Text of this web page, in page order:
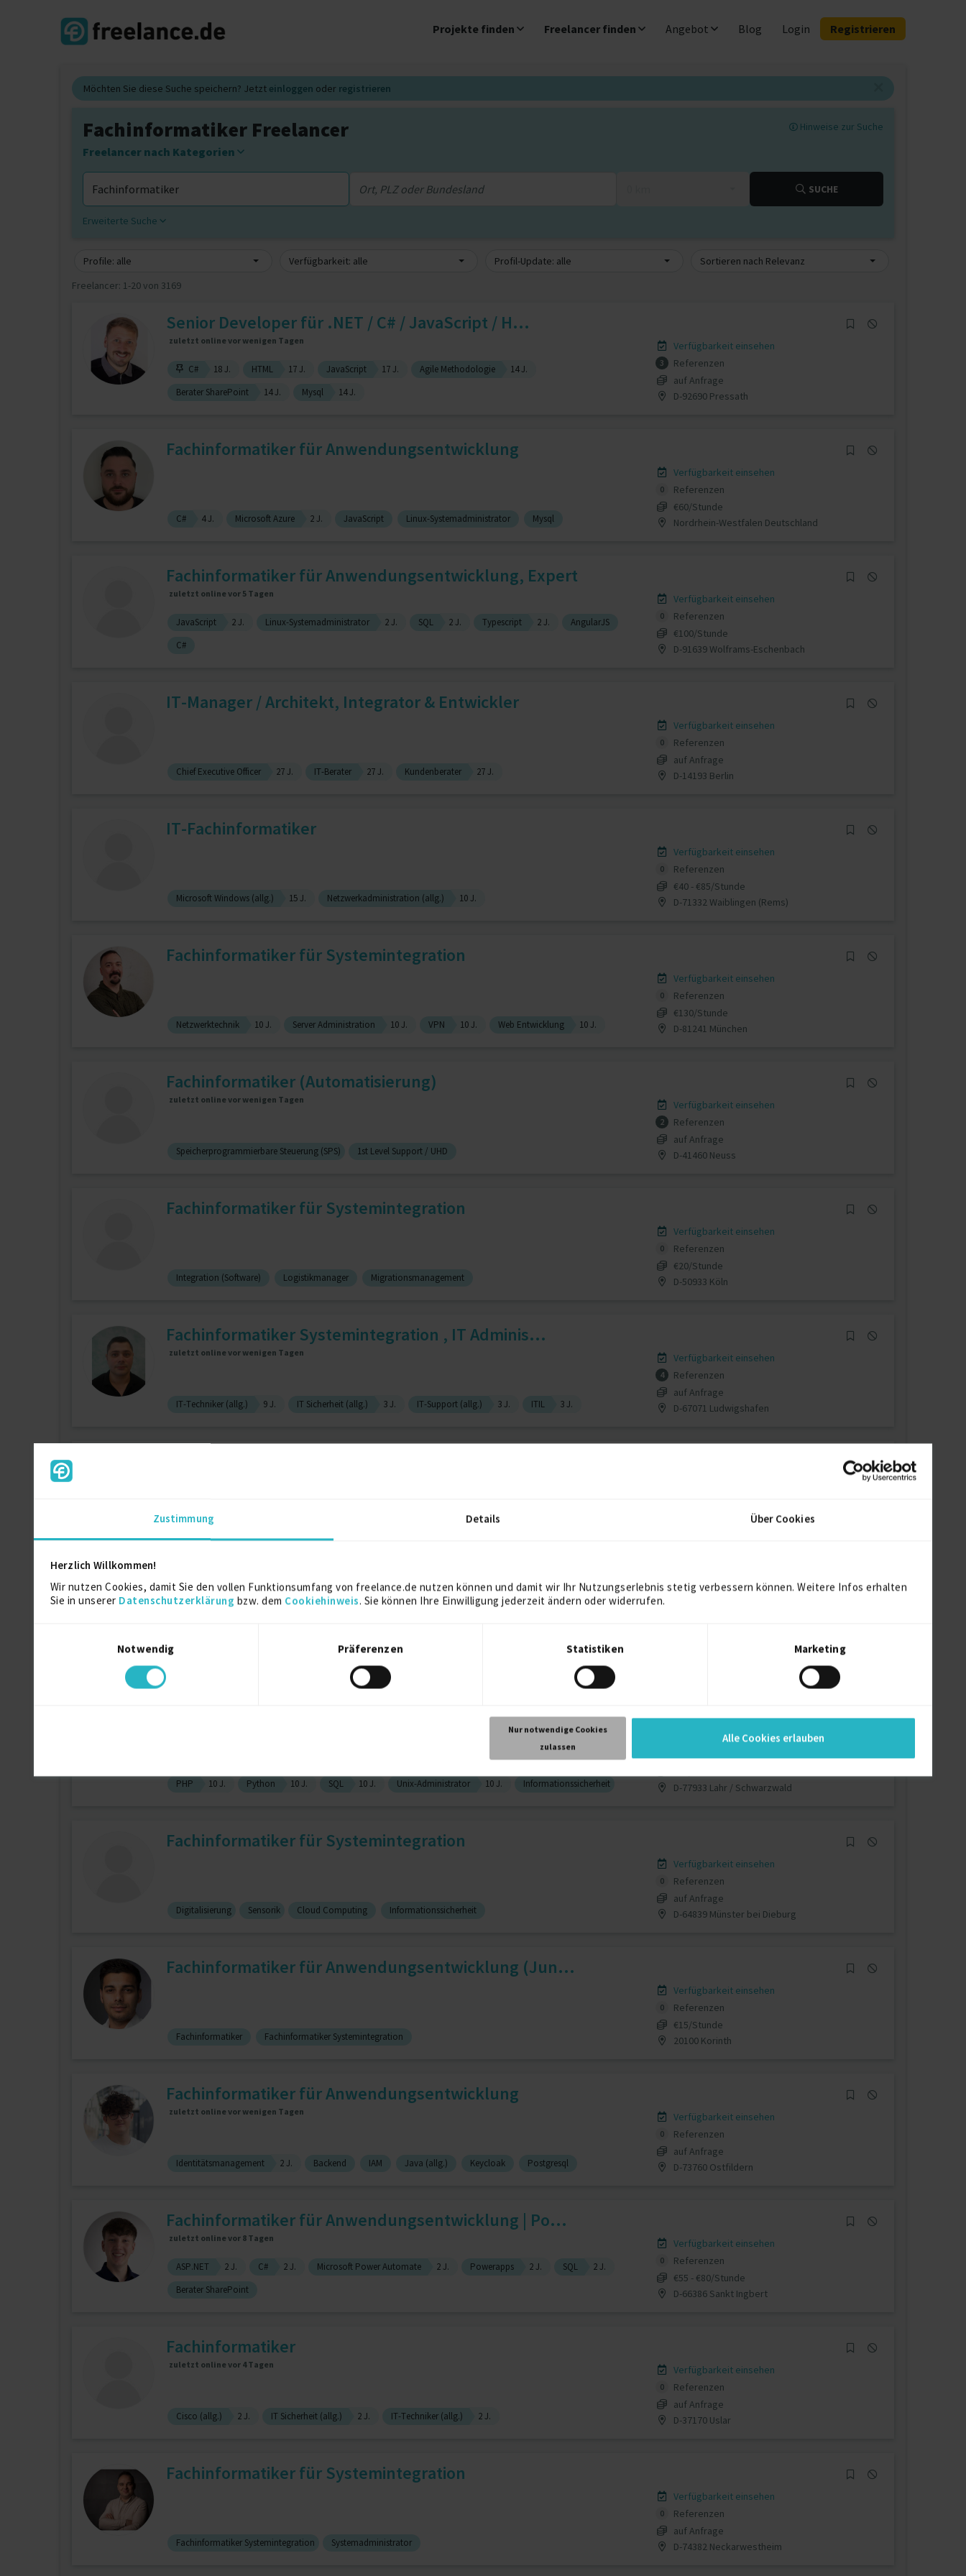
Zustimmung Details Über Cookies
Herzlich Willkommen!
Wir nutzen Cookies, damit Sie den vollen Funktionsumfang von freelance.de nutzen können und damit wir Ihr Nutzungserlebnis stetig verbessern können. Weitere Infos erhalten
Sie in unserer Datenschutzerklärung bzw. dem Cookiehinweis. Sie können Ihre Einwilligung jederzeit ändern oder widerrufen.
Notwendig
Präferenzen Statistiken Marketing
Nur notwendige Cookies
zulassen
Alle Cookies erlauben
Projekte finden Freelancer finden Angebot Blog Login Registrieren
Möchten Sie diese Suche speichern? Jetzt einloggen oder registrieren
Hinweise zur Suche
Fachinformatiker Freelancer
Freelancer nach Kategorien
SUCHE
Erweiterte Suche
Profile: alle Verfügbarkeit: alle Profil-Update: alle
Sortieren nach Relevanz
Freelancer: 1-20 von 3169
Senior Developer für .NET / C# / JavaScript / H...
zuletzt online vor wenigen Tagen
C# 18 J. HTML 17 J. JavaScript 17 J. Agile Methodologie
14 J.
Berater SharePoint
14 J. Mysql 14 J.
Verfügbarkeit einsehen
3
Referenzen
auf Anfrage
D-92690 Pressath
Fachinformatiker für Anwendungsentwicklung
C# 4 J. Microsoft Azure 2 J. JavaScript Linux-Systemadministrator Mysql
Verfügbarkeit einsehen
0
Referenzen
€60/Stunde
Nordrhein-Westfalen Deutschland
Fachinformatiker für Anwendungsentwicklung, Expert
zuletzt online vor 5 Tagen
JavaScript 2 J. Linux-Systemadministrator 2 J. SQL 2 J. Typescript 2 J.
AngularJS
C#
Verfügbarkeit einsehen
0
Referenzen
€100/Stunde
D-91639 Wolframs-Eschenbach
IT-Manager / Architekt, Integrator & Entwickler
Chief Executive Officer 27 J. IT-Berater 27 J. Kundenberater 27 J.
Verfügbarkeit einsehen
0
Referenzen
auf Anfrage
D-14193 Berlin
IT-Fachinformatiker
Microsoft Windows (allg.) 15 J. Netzwerkadministration (allg.) 10 J.
Verfügbarkeit einsehen
0
Referenzen
€40 - €85/Stunde
D-71332 Waiblingen (Rems)
Fachinformatiker für Systemintegration
Netzwerktechnik 10 J. Server Administration 10 J. VPN 10 J. Web Entwicklung 10 J.
Verfügbarkeit einsehen
0
Referenzen
€130/Stunde
D-81241 München
Fachinformatiker (Automatisierung)
zuletzt online vor wenigen Tagen
Speicherprogrammierbare Steuerung (SPS) 1st Level Support / UHD
Verfügbarkeit einsehen
2
Referenzen
auf Anfrage
D-41460 Neuss
Fachinformatiker für Systemintegration
Integration (Software) Logistikmanager Migrationsmanagement
Verfügbarkeit einsehen
0
Referenzen
€20/Stunde
D-50933 Köln
Fachinformatiker Systemintegration , IT Adminis...
zuletzt online vor wenigen Tagen
IT-Techniker (allg.) 9 J. IT Sicherheit (allg.) 3 J. IT-Support (allg.) 3 J. ITIL 3 J.
Verfügbarkeit einsehen
4
Referenzen
auf Anfrage
D-67071 Ludwigshafen
Ausbildung zum Fachinformatiker für Systeminteg...
3 J. Technischer Support Eigenmotivation
Fachinformatiker für Anwendungsentwicklung & Cy...
PHP 10 J. Python 10 J. SQL 10 J. Unix-Administrator 10 J. Informationssicherheit
Verfügbarkeit einsehen
D-77933 Lahr / Schwarzwald
Fachinformatiker für Systemintegration
Digitalisierung Sensorik Cloud Computing Informationssicherheit
Verfügbarkeit einsehen
0
Referenzen
auf Anfrage
D-64839 Münster bei Dieburg
Fachinformatiker für Anwendungsentwicklung (Jun...
Fachinformatiker Fachinformatiker Systemintegration
Verfügbarkeit einsehen
0
Referenzen
€15/Stunde
20100 Korinth
Fachinformatiker für Anwendungsentwicklung
zuletzt online vor wenigen Tagen
Identitätsmanagement 2 J. Backend IAM Java (allg.) Keycloak Postgresql
Verfügbarkeit einsehen
0
Referenzen
auf Anfrage
D-73760 Ostfildern
Fachinformatiker für Anwendungsentwicklung | Po...
zuletzt online vor 8 Tagen
ASP.NET 2 J. C# 2 J. Microsoft Power Automate 2 J. Powerapps 2 J. SQL
2 J.
Berater SharePoint
Verfügbarkeit einsehen
0
Referenzen
€55 - €80/Stunde
D-66386 Sankt Ingbert
Fachinformatiker
zuletzt online vor 4 Tagen
Cisco (allg.) 2 J. IT Sicherheit (allg.) 2 J. IT-Techniker (allg.) 2 J.
Verfügbarkeit einsehen
0
Referenzen
auf Anfrage
D-37170 Uslar
Fachinformatiker für Systemintegration
Fachinformatiker Systemintegration Systemadministrator
Verfügbarkeit einsehen
0
Referenzen
auf Anfrage
D-74382 Neckarwestheim